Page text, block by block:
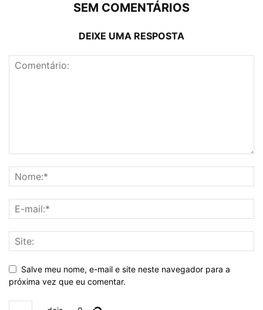
SEM COMENTÁRIOS
DEIXE UMA RESPOSTA
Salve meu nome, e-mail e site neste navegador para a
próxima vez que eu comentar.